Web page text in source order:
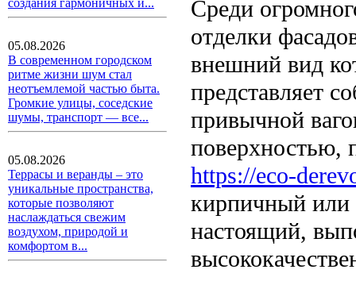
создания гармоничных и...
05.08.2026
В современном городском
ритме жизни шум стал
неотъемлемой частью быта.
Громкие улицы, соседские
шумы, транспорт — все...
05.08.2026
Террасы и веранды – это
уникальные пространства,
которые позволяют
наслаждаться свежим
воздухом, природой и
комфортом в...
Среди
отделки
внешний вид
представляет
привычной
поверхностью,
https://eco-
кирпичный
настоящий,